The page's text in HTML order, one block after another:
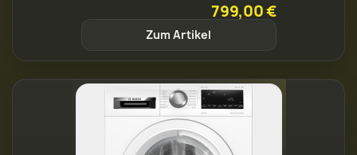
799,00 €
Zum Artikel